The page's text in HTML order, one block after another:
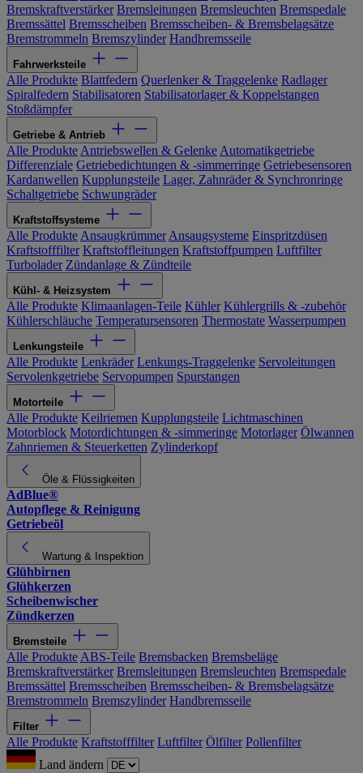
Bremskraftverstärker Bremsleitungen Bremsleuchten Bremspedale
Bremssättel Bremsscheiben Bremsscheiben- & Bremsbelagsätze
Bremstrommeln Bremszylinder Handbremsseile
Fahrwerksteile
Alle Produkte Blattfedern Querlenker & Traggelenke Radlager
Spiralfedern Stabilisatoren Stabilisatorlager & Koppelstangen
Stoßdämpfer
Getriebe & Antrieb
Alle Produkte Antriebswellen & Gelenke Automatikgetriebe
Differenziale Getriebedichtungen & -simmerringe Getriebesensoren
Kardanwellen Kupplungsteile Lager, Zahnräder & Synchronringe
Schaltgetriebe Schwungräder
Kraftstoffsysteme
Alle Produkte Ansaugkrümmer Ansaugsysteme Einspritzdüsen
Kraftstofffilter Kraftstoffleitungen Kraftstoffpumpen Luftfilter
Turbolader Zündanlage & Zündteile
Kühl- & Heizsystem
Alle Produkte Klimaanlagen-Teile Kühler Kühlergrills & -zubehör
Kühlerschläuche Temperatursensoren Thermostate Wasserpumpen
Lenkungsteile
Alle Produkte Lenkräder Lenkungs-Traggelenke Servoleitungen
Servolenkgetriebe Servopumpen Spurstangen
Motorteile
Alle Produkte Keilriemen Kupplungsteile Lichtmaschinen
Motorblock Motordichtungen & -simmeringe Motorlager Ölwannen
Zahnriemen & Steuerketten Zylinderkopf
Öle & Flüssigkeiten
AdBlue®
Autopflege & Reinigung
Getriebeöl
Wartung & Inspektion
Glühbirnen
Glühkerzen
Scheibenwischer
Zündkerzen
Bremsteile
Alle Produkte ABS-Teile Bremsbacken Bremsbeläge
Bremskraftverstärker Bremsleitungen Bremsleuchten Bremspedale
Bremssättel Bremsscheiben Bremsscheiben- & Bremsbelagsätze
Bremstrommeln Bremszylinder Handbremsseile
Filter
Alle Produkte Kraftstofffilter Luftfilter Ölfilter Pollenfilter
Land ändern